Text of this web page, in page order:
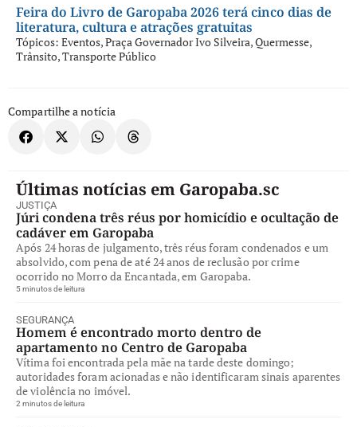
Feira do Livro de Garopaba 2026 terá cinco dias de
literatura, cultura e atrações gratuitas
Tópicos: Eventos,Praça Governador Ivo Silveira,Quermesse,
Trânsito,Transporte Público
Compartilhe a notícia
Últimas notícias em Garopaba.sc
JUSTIÇA
Júri condena três réus por homicídio e ocultação de
cadáver em Garopaba
Após 24 horas de julgamento, três réus foram condenados e um
absolvido, com pena de até 24 anos de reclusão por crime
ocorrido no Morro da Encantada, em Garopaba.
5 minutos de leitura
SEGURANÇA
Homem é encontrado morto dentro de
apartamento no Centro de Garopaba
Vítima foi encontrada pela mãe na tarde deste domingo;
autoridades foram acionadas e não identificaram sinais aparentes
de violência no imóvel.
2 minutos de leitura